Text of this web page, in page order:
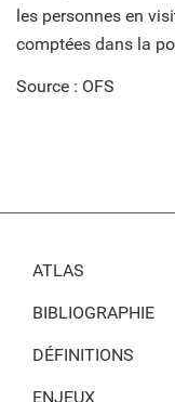
les personnes en
comptées dans la
Source : OFS
ATLAS
BIBLIOGRAPHIE
DÉFINITIONS
ENJEUX